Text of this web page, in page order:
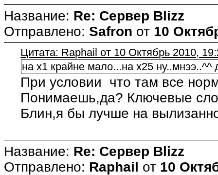
Название: Re: Сервер Blizz
Отправлено: Safron от 10
Цитата: Raphail от 10 Октябрь 2010,
на х1 крайне мало...на х25 ну..мнээ..^^
При условии что там все
Понимаешь,да? Ключевые
Блин,я бы лучше на
Название: Re: Сервер Blizz
Отправлено: Raphail от 10